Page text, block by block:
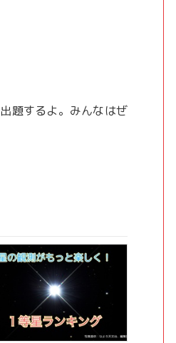
題するよ。みんなはぜ